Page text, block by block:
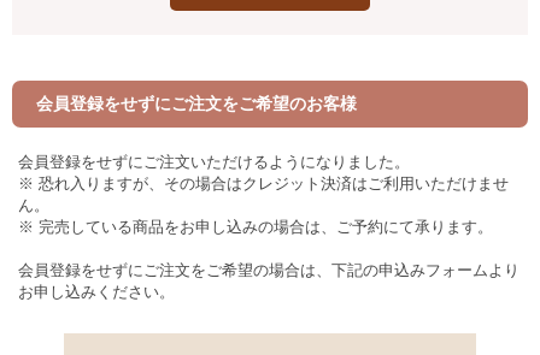
会員登録をせずにご注文をご希望のお客様
会員登録をせずにご注文いただけるようになりました。
※ 恐れ入りますが、その場合はクレジット決済はご利用いただけませ
ん。
※ 完売している商品をお申し込みの場合は、ご予約にて承ります。
会員登録をせずにご注文をご希望の場合は、下記の申込みフォームより
お申し込みください。